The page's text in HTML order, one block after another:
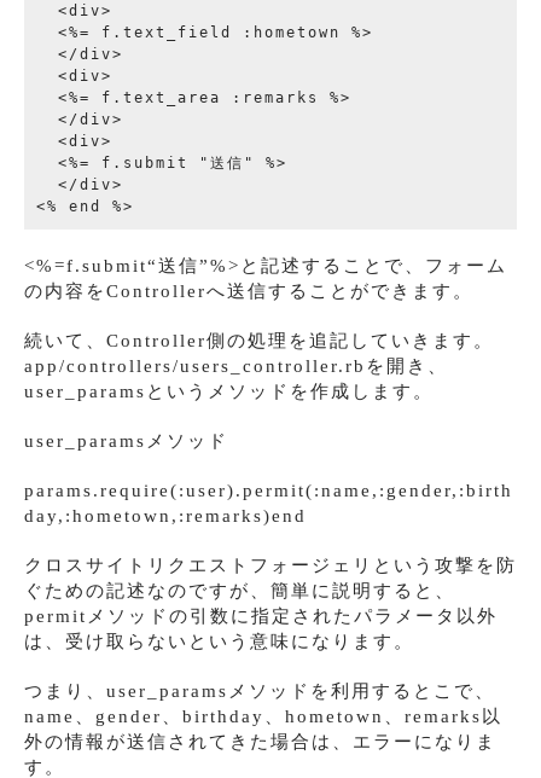
  <div>
  <%= f.text_field :hometown %>
  </div>
  <div>
  <%= f.text_area :remarks %>
  </div>
  <div>
  <%= f.submit "送信" %>
  </div>
<%=f.submit“送信”%>と記述することで、フォーム
の内容をControllerへ送信することができます。
続いて、Controller側の処理を追記していきます。
app/controllers/users_controller.rbを開き、
user_paramsというメソッドを作成します。
user_paramsメソッド
params.require(:user).permit(:name,:gender,:birth
day,:hometown,:remarks)end
クロスサイトリクエストフォージェリという攻撃を防
ぐための記述なのですが、簡単に説明すると、
permitメソッドの引数に指定されたパラメータ以外
は、受け取らないという意味になります。
つまり、user_paramsメソッドを利用するとこで、
name、gender、birthday、hometown、remarks以
外の情報が送信されてきた場合は、エラーになりま
す。